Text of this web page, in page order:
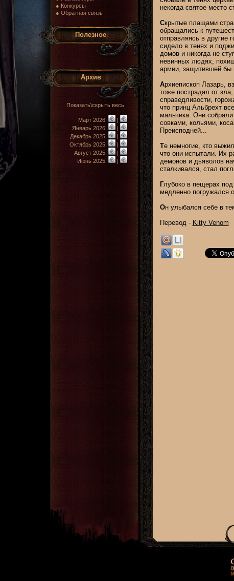
● Конкурсы
● Обратная связь
Полезное
Архив
Показать\скрыть весь
Март 2026:
|
Январь 2026:
|
Декабрь 2025:
|
Октябрь 2025:
|
Август 2025:
|
Июнь 2025:
|
некогда святое место
Скрытые плащами
обращались к
отправляясь в другие
сидело в тенях и
домов и никогда не
невинных людях,
армии, защитившей бы
Архиепископ Лазарь,
тоже пострадал от
справедливости,
что принц Альбрехт
мальчика. Они
совками, кольями,
Преисподней...
Те немногие, кто
что они испытали. Их
демонов и дьяволов
сталкивался, стал
Глубоко в пещерах
медленно погружался
Он улыбался себе в
Перевод - Kitty Venom